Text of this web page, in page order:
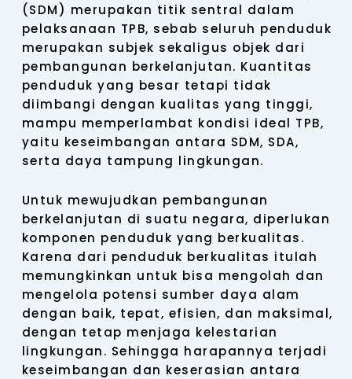
(SDM) merupakan titik sentral dalam
pelaksanaan TPB, sebab seluruh penduduk
merupakan subjek sekaligus objek dari
pembangunan berkelanjutan. Kuantitas
penduduk yang besar tetapi tidak
diimbangi dengan kualitas yang tinggi,
mampu memperlambat kondisi ideal TPB,
yaitu keseimbangan antara SDM, SDA,
serta daya tampung lingkungan.
Untuk mewujudkan pembangunan
berkelanjutan di suatu negara, diperlukan
komponen penduduk yang berkualitas.
Karena dari penduduk berkualitas itulah
memungkinkan untuk bisa mengolah dan
mengelola potensi sumber daya alam
dengan baik, tepat, efisien, dan maksimal,
dengan tetap menjaga kelestarian
lingkungan. Sehingga harapannya terjadi
keseimbangan dan keserasian antara